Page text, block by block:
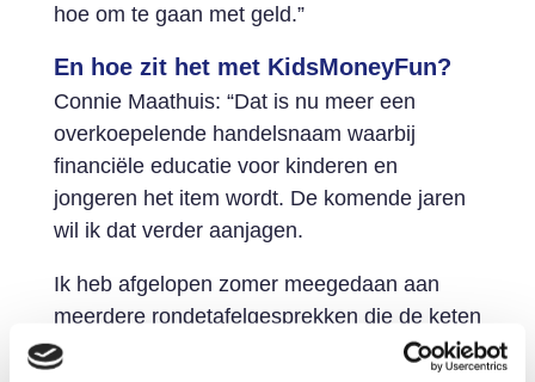
hoe om te gaan met geld.”
En hoe zit het met KidsMoneyFun?
Connie Maathuis: “Dat is nu meer een
overkoepelende handelsnaam waarbij
financiële educatie voor kinderen en
jongeren het item wordt. De komende jaren
wil ik dat verder aanjagen.
Ik heb afgelopen zomer meegedaan aan
meerdere rondetafelgesprekken die de keten
aanging. Daarbij heb ik steeds opnieuw het